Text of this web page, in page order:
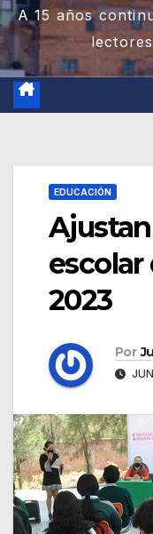
A 15 años
EDUCACIÓN
escolar
2023
Por